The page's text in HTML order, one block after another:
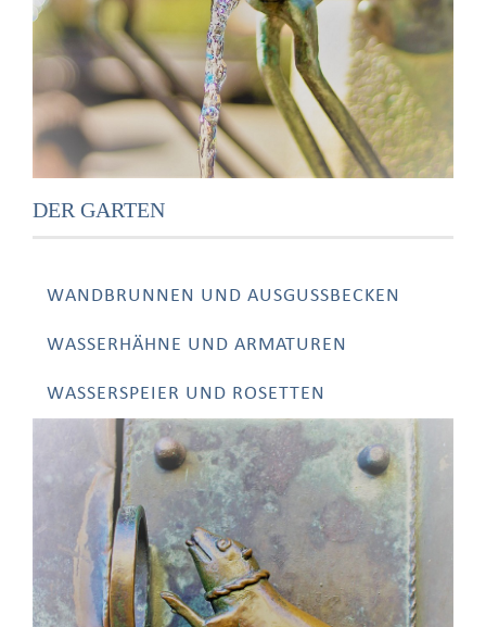
DER GARTEN
WANDBRUNNEN UND AUSGUSSBECKEN
WASSERHÄHNE UND ARMATUREN
WASSERSPEIER UND ROSETTEN